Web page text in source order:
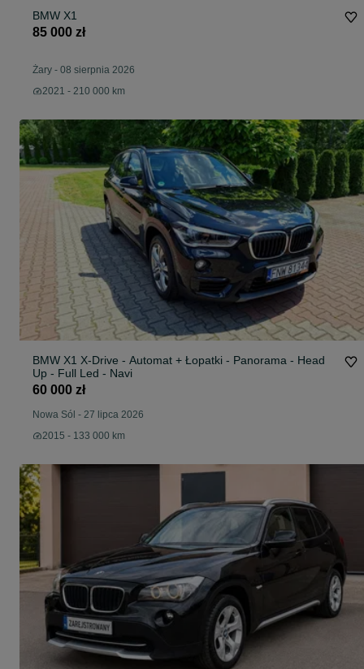
BMW X1
85 000 zł
Żary - 08 sierpnia 2026
2021 - 210 000 km
BMW X1 X-Drive - Automat + Łopatki - Panorama - Head
Up - Full Led - Navi
60 000 zł
Nowa Sól - 27 lipca 2026
2015 - 133 000 km